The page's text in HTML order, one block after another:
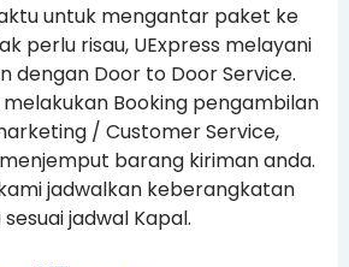
untuk mengantar paket ke
perlu risau, UExpress melayani
dengan Door to Door Service.
Booking pengambilan
/ Customer Service,
barang kiriman anda.
jadwalkan keberangkatan
jadwal Kapal.